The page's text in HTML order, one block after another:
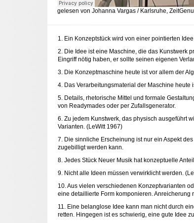
gelesen von Johanna Vargas / Karlsruhe,
1. Ein Konzeptstück wird von einer pointierten
2. Die Idee ist eine Maschine, die das Kunstwerk
Eingriff nötig haben, er sollte seinen eigenen
3. Die Konzeptmaschine heute ist vor allem der
4. Das Verarbeitungsmaterial der Maschine heute
5. Details, rhetorische Mittel und formale
von Readymades oder per Zufallsgenerator.
6. Zu jedem Kunstwerk, das physisch ausgeführt
Varianten. (LeWitt 1967)
7. Die sinnliche Erscheinung ist nur ein Aspekt
zugebilligt werden kann.
8. Jedes Stück Neuer Musik hat konzeptuelle
9. Nicht alle Ideen müssen verwirklicht werden.
10. Aus vielen verschiedenen Konzeptvarianten
eine detaillierte Form komponieren. Anreicherung
11. Eine belanglose Idee kann man nicht durch
retten. Hingegen ist es schwierig, eine gute Idee